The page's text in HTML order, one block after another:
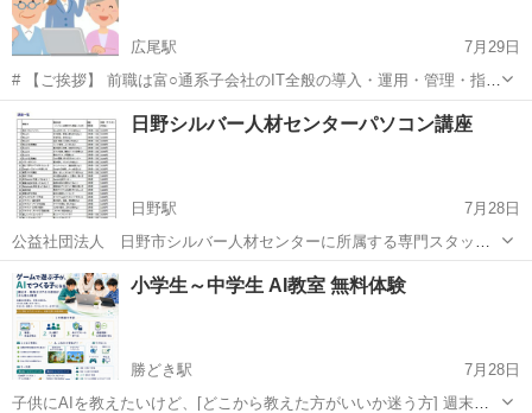
広尾駅
7月29日
# 【ご挨拶】 前職は富○通系子会社のIT全般の導入・運用・管理・指
導・育成を主な職務とし、ハード/ソフトの開発・設計・プログラミン
グ、周辺機器開発・設計をベースとしたシステムエンジニア職、執行
役員を経て退職しました。 ...
東京 渋谷区 広尾駅 Windows総合 料金
日野シルバー人材センターパソコン講座
日野駅
7月28日
公益社団法人 日野市シルバー人材センターに所属する専門スタッフ
が講師を努めます。 講座開催日とお申し込みはこちらから。
https://webc.sjc.ne.jp/hino-sc/activity_4
東京 日野市 日野駅 その他 シルバー人材センター
小学生～中学生 AI教室 無料体験
勝どき駅
7月28日
子供にAIを教えたいけど、[どこから教えた方がいいか迷う方] 週末は